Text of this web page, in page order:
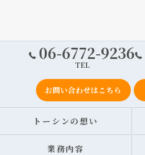
06-6772-9236
TEL
お問い合わせはこちら
トーシンの想い
業務内容